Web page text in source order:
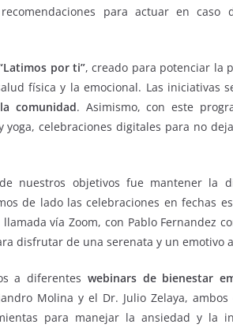
para actuar en caso
por ti”, creado para potenciar la
física y la emocional. Las iniciativas
comunidad. Asimismo, con este
celebraciones digitales para no
nuestros objetivos fue mantener la
de lado las celebraciones en fechas
vía Zoom, con Pablo Fernandez
disfrutar de una serenata y un emotivo
a diferentes webinars de bienestar
Molina y el Dr. Julio Zelaya, ambos
para manejar la ansiedad y la